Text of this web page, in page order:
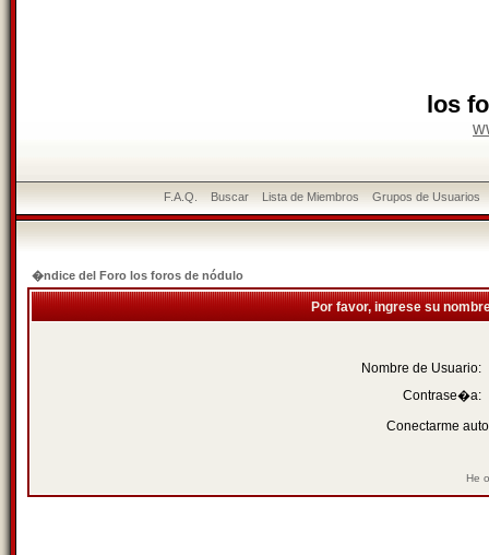
los
F.A.Q. Buscar Lista de Miembros Grupos de Usuarios
�ndice del Foro los foros de nódulo
Por favor, ingrese su
Nombre de Usuario:
Contrase�a:
Conectarme
He